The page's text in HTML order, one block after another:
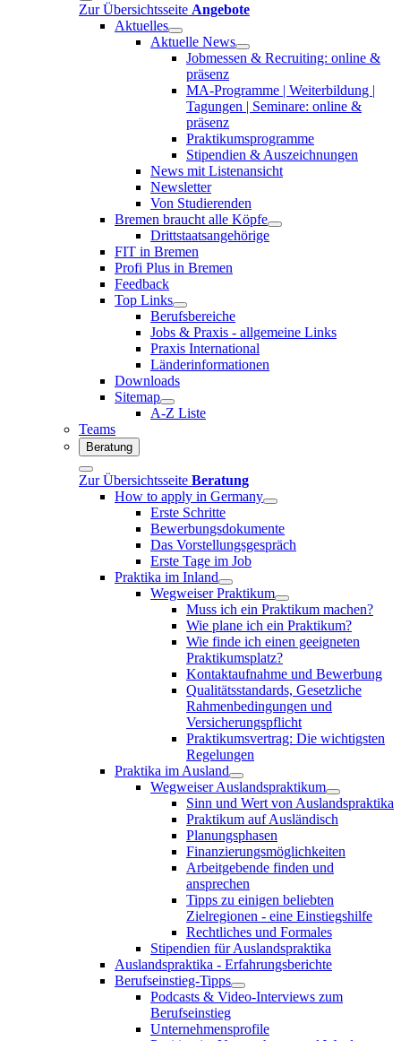
Zur Übersichtsseite Angebote
Aktuelles
Aktuelle News
Jobmessen & Recruiting: online &
präsenz
MA-Programme | Weiterbildung |
Tagungen | Seminare: online &
präsenz
Praktikumsprogramme
Stipendien & Auszeichnungen
News mit Listenansicht
Newsletter
Von Studierenden
Bremen braucht alle Köpfe
Drittstaatsangehörige
FIT in Bremen
Profi Plus in Bremen
Feedback
Top Links
Berufsbereiche
Jobs & Praxis - allgemeine Links
Praxis International
Länderinformationen
Downloads
Sitemap
A-Z Liste
Teams
Beratung
Zur Übersichtsseite Beratung
How to apply in Germany
Erste Schritte
Bewerbungsdokumente
Das Vorstellungsgespräch
Erste Tage im Job
Praktika im Inland
Wegweiser Praktikum
Muss ich ein Praktikum machen?
Wie plane ich ein Praktikum?
Wie finde ich einen geeigneten
Praktikumsplatz?
Kontaktaufnahme und Bewerbung
Qualitätsstandards, Gesetzliche
Rahmenbedingungen und
Versicherungspflicht
Praktikumsvertrag: Die wichtigsten
Regelungen
Praktika im Ausland
Wegweiser Auslandspraktikum
Sinn und Wert von Auslandspraktika
Praktikum auf Ausländisch
Planungsphasen
Finanzierungsmöglichkeiten
Arbeitgebende finden und
ansprechen
Tipps zu einigen beliebten
Zielregionen - eine Einstiegshilfe
Rechtliches und Formales
Stipendien für Auslandspraktika
Auslandspraktika - Erfahrungsberichte
Berufseinstieg-Tipps
Podcasts & Video-Interviews zum
Berufseinstieg
Unternehmensprofile